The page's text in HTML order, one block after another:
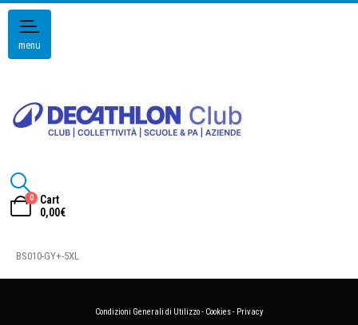
menu
0
Cart
0,00€
BS010-GY+-5XL
Condizioni Generali di Utilizzo- Cookies- Privacy